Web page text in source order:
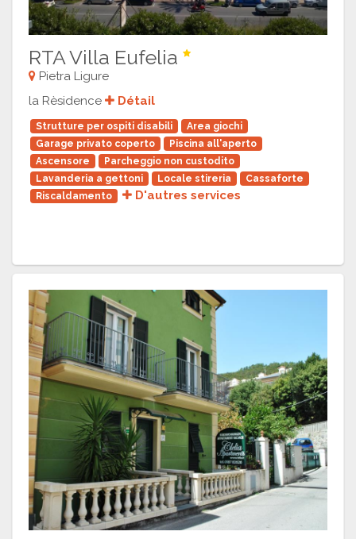
RTA Villa Eufelia
Pietra Ligure
la Rèsidence
Détail
Strutture per ospiti disabili
Area giochi
Garage privato coperto
Piscina all'aperto
Ascensore
Parcheggio non custodito
Lavanderia a gettoni
Locale stireria
Cassaforte
Riscaldamento
D'autres services